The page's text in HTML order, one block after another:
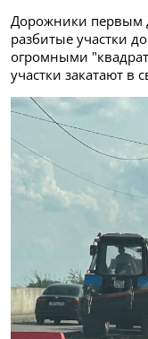
Дорожники первым
разбитые участки
огромными
участки закатают в